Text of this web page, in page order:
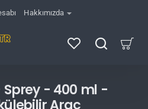
Hakkımızda
Sprey - 400 ml -
Araç